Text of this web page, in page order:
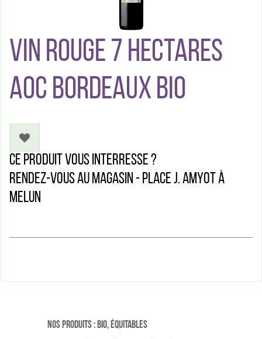
VIN ROUGE 7 HECTARES
AOC BORDEAUX BIO
Ce produit vous interresse ?
Rendez-vous au magasin - Place J. Amyot à
Melun
Nos produits : Bio, équitables